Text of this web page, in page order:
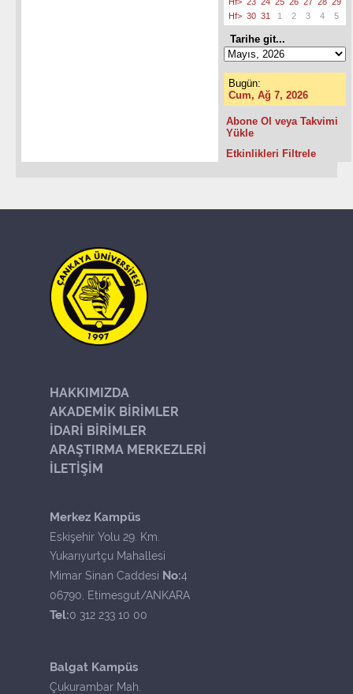
Hf> 30 31 1 2 3 4 5
Tarihe git...
Bugün:
Cum, Ağ 7, 2026
Abone Ol veya Takvimi
Yükle
Etkinlikleri Filtrele
HAKKIMIZDA
AKADEMİK BİRİMLER
İDARİ BİRİMLER
ARAŞTIRMA MERKEZLERİ
İLETİŞİM
Merkez Kampüs
Eskişehir Yolu 29. Km.
Yukarıyurtçu Mahallesi
Mimar Sinan Caddesi No:4
06790, Etimesgut/ANKARA
Tel:0 312 233 10 00
Balgat Kampüs
Çukurambar Mah.